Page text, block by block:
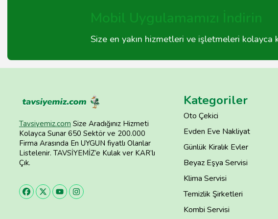
Mobil Uygulamamızı İndirin
Size en yakın hizmetleri ve işletmeleri kolayca
Tavsiyemiz.com Size Aradığınız Hizmeti
Kolayca Sunar 650 Sektör ve 200.000
Firma Arasında En UYGUN fiyatlı Olanlar
Listelenir. TAVSİYEMİZ’e Kulak ver KAR’lı
Çık.
Kategoriler
Oto Çekici
Evden Eve Nakliyat
Günlük Kiralık Evler
Beyaz Eşya Servisi
Klima Servisi
Temizlik Şirketleri
Kombi Servisi